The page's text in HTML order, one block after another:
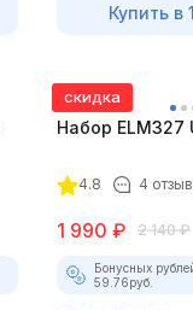
Купить в
скидка
Набор ELM327
4.8 4
1 990 ₽ 2 140 ₽
Бонусных
59.76руб.